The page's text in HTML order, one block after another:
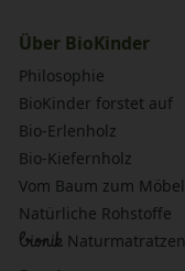
Über BioKinder
Philosophie
BioKinder forstet auf
Bio-Erlenholz
Bio-Kiefernholz
Vom Baum zum Möbel
Natürliche Rohstoffe
bionik Naturmatratzen